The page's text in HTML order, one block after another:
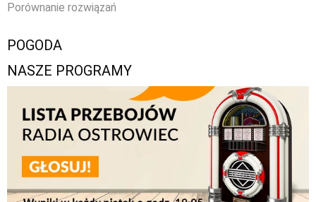
Porównanie rozwiązań
POGODA
NASZE PROGRAMY